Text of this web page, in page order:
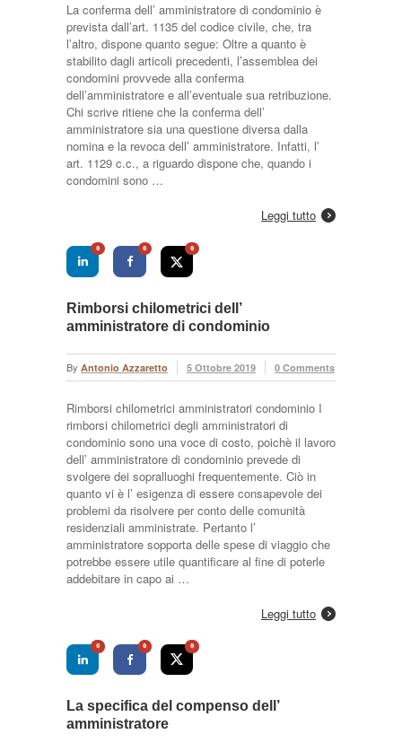
La conferma dell’ amministratore di condominio è
prevista dall’art. 1135 del codice civile, che, tra
l’altro, dispone quanto segue: Oltre a quanto è
stabilito dagli articoli precedenti, l’assemblea dei
condomini provvede alla conferma
dell’amministratore e all’eventuale sua retribuzione.
Chi scrive ritiene che la conferma dell’
amministratore sia una questione diversa dalla
nomina e la revoca dell’ amministratore. Infatti, l’
art. 1129 c.c., a riguardo dispone che, quando i
condomini sono …
Leggi tutto
0 0 0
Rimborsi chilometrici dell’
amministratore di condominio
By Antonio Azzaretto 5 Ottobre 2019 0 Comments
Rimborsi chilometrici amministratori condominio I
rimborsi chilometrici degli amministratori di
condominio sono una voce di costo, poichè il lavoro
dell’ amministratore di condominio prevede di
svolgere dei sopralluoghi frequentemente. Ciò in
quanto vi è l’ esigenza di essere consapevole dei
problemi da risolvere per conto delle comunità
residenziali amministrate. Pertanto l’
amministratore sopporta delle spese di viaggio che
potrebbe essere utile quantificare al fine di poterle
addebitare in capo ai …
Leggi tutto
0 0 0
La specifica del compenso dell’
amministratore